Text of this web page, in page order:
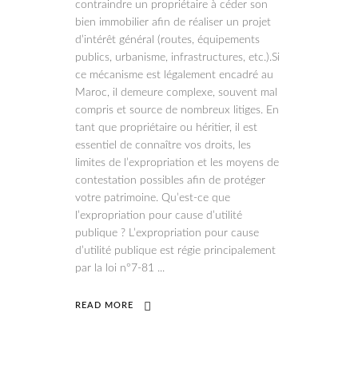
contraindre un propriétaire à céder son
bien immobilier afin de réaliser un projet
d’intérêt général (routes, équipements
publics, urbanisme, infrastructures, etc.).Si
ce mécanisme est légalement encadré au
Maroc, il demeure complexe, souvent mal
compris et source de nombreux litiges. En
tant que propriétaire ou héritier, il est
essentiel de connaître vos droits, les
limites de l’expropriation et les moyens de
contestation possibles afin de protéger
votre patrimoine. Qu’est-ce que
l’expropriation pour cause d’utilité
publique ? L’expropriation pour cause
d’utilité publique est régie principalement
par la loi n°7-81
READ MORE